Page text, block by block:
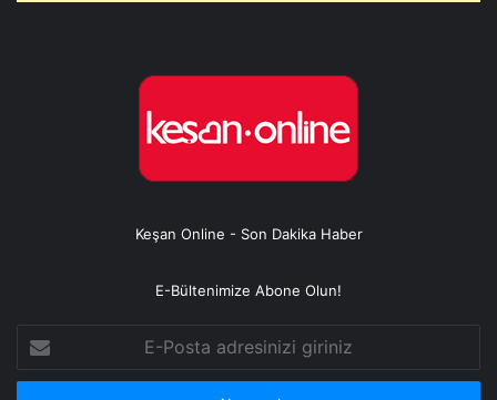
Keşan Online - Son Dakika Haber
E-Bültenimize Abone Olun!
Posta
adresinizi